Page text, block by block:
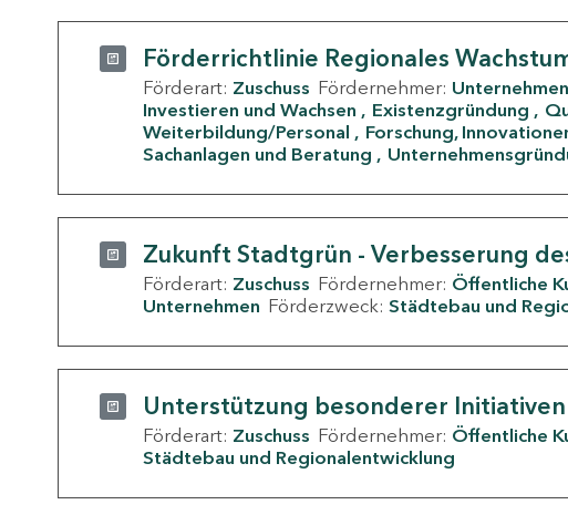
Förderrichtlinie Regionales
Förderart: Zuschuss Fördernehmer: Unternehmen
Investieren und Wachsen
Existenzgründung
Weiterbildung/Personal
Forschung,
Sachanlagen und Beratung
Zukunft Stadtgrün - Verbesserung
Förderart: Zuschuss Fördernehmer: Öffentliche
Unternehmen Förderzweck: Städtebau und
Unterstützung besonderer
Förderart: Zuschuss Fördernehmer: Öffentliche
Städtebau und Regionalentwicklung